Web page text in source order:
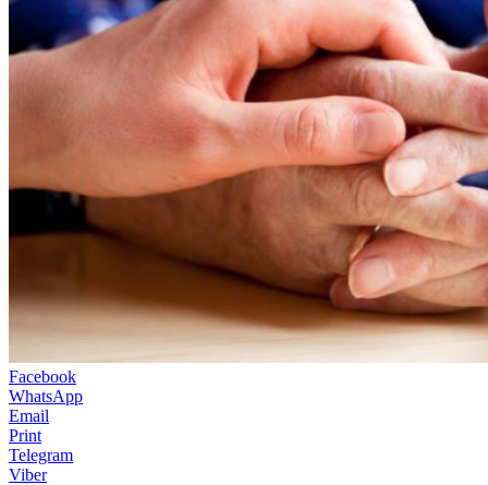
Facebook
WhatsApp
Email
Print
Telegram
Viber